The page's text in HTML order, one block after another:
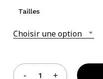
Tailles
Choisir une option